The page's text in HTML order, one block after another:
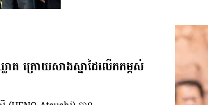
អាជ្ញាធរណាមកហាមឃាត់ទេ។ អ្នកស្
៣ហិកតា ដែលអ្នកស្រីកាន់កាប់នោះ
អ៊ុនតាក់មក។ ដីខ្ញុំធ្វើតាំងពីនោះមក
តំបន់៣ គាត់ឈប់ឱ្យធ្វើ។ សព្វថ្ងៃប្
រស់នៅ។ បើគេធ្វើបែបហ្នឹង ខ្ញុំបាន
ទេ។ ដីដែលមិនធ្លាប់ធ្វើក៏មិនចង់បា
ម៉ាណែត ឱ្យគាត់ជួយអន្តរាគមន៍ឱ្យ
ាត ក្រោយសាងស្នាដៃលើកកម្ពស់